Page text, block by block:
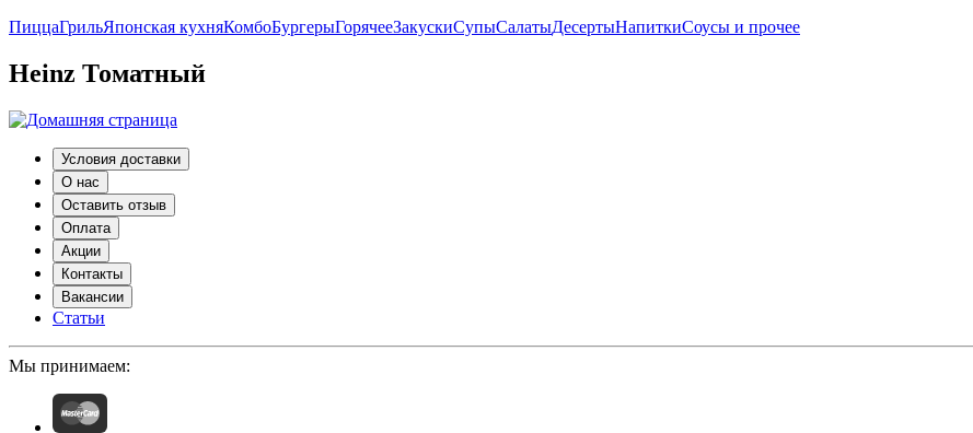
ПиццаГрильЯпонская кухняКомбоБургерыГорячееЗакускиСупыСалатыДесертыНапиткиСоусы и прочее
Heinz Томатный
Условия доставки
О нас
Оставить отзыв
Оплата
Акции
Контакты
Вакансии
Статьи
Мы принимаем: